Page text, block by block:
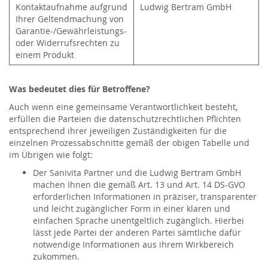
Kontaktaufnahme aufgrund
Ihrer Geltendmachung von
Garantie-/Gewährleistungs-
oder Widerrufsrechten zu
einem Produkt
Ludwig Bertram GmbH
Was bedeutet dies für Betroffene?
Auch wenn eine gemeinsame Verantwortlichkeit besteht,
erfüllen die Parteien die datenschutzrechtlichen Pflichten
entsprechend ihrer jeweiligen Zuständigkeiten für die
einzelnen Prozessabschnitte gemäß der obigen Tabelle und
im Übrigen wie folgt:
Der Sanivita Partner und die Ludwig Bertram GmbH
machen Ihnen die gemäß Art. 13 und Art. 14 DS-GVO
erforderlichen Informationen in präziser, transparenter
und leicht zugänglicher Form in einer klaren und
einfachen Sprache unentgeltlich zugänglich. Hierbei
lässt jede Partei der anderen Partei sämtliche dafür
notwendige Informationen aus ihrem Wirkbereich
zukommen.